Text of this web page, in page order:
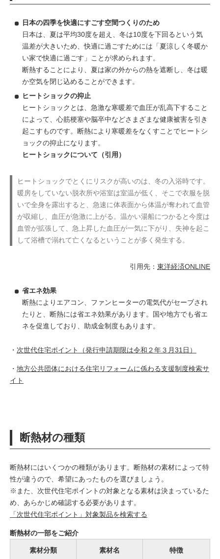
日本の四季を快適にすごす空間つくりのため
日本は、夏は平均30度を超え、冬は10度を下回るという気
温差が大きいため、快適に過ごすためには「夏涼しく冬暖か
い家で快適に過ごす」ことが求められます。
断熱することにより、夏は家の外からの熱を遮断し、冬は暖
か空気を閉じ込めることができます。
ヒートショックの抑止
ヒートショックとは、急激な寒暖差で血圧が乱高下すること
によって、心筋梗塞や脳卒中などさまざまな健康被害を引き
起こすものです。断熱により寒暖差をなくすことでヒートシ
ョックの抑止になります。
ヒートショックについて（引用）
ヒートショックでとくにリスクが高いのは、冬の入浴時です。
暖房をしていない脱衣所や浴室は室温が低く、そこで衣服を脱
いで全身を露出すると、急速に体表面から体温が奪われて血管
が収縮し、血圧が急激に上がる。温かい湯船につかると今度は
血管が拡張して、急上昇した血圧が一気に下がり、失神を起こ
して浴槽で溺れて亡くなるということが多く発生する。
引用先： 東洋経済ONLINE
省エネ効果
断熱によりエアコン、ファンヒーターの電気代がセーブされ
たりと、断熱には省エネ効果があります。国や地方でも省エ
ネを促進しており、助成金制度もあります。
・ 次世代住宅ポイント（発行申請期限は令和２年３月31日）
・ 地方公共団体における住宅リフォームに係わる支援制度検索サ
イト
断熱材の種類
断熱材にはいくつかの種類があります。断熱材の素材によって特
性が違うので、希望にあったものを選びましょう。
※また、次世代住宅ポイントの対象となる素材は決まっているた
め、あらかじめ確認する必要があります。
「次世代住宅ポイント」対象製品を検索する
断熱材の一部をご紹介
素材分類 素材名 特徴